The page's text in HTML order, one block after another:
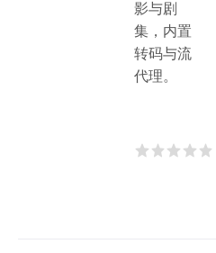
影与剧
集，内置
转码与流
代理。